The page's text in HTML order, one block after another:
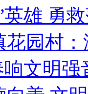
英雄 勇
花园村
响文明强